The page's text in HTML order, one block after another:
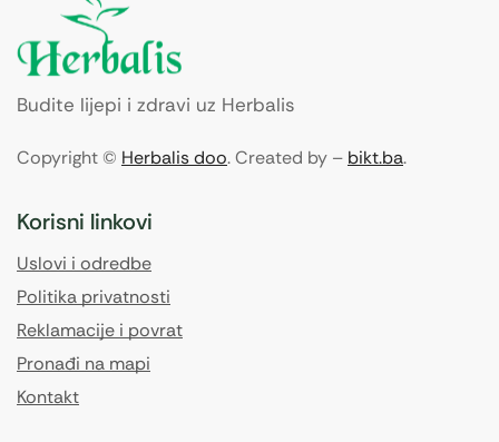
Budite lijepi i zdravi uz Herbalis
Copyright © Herbalis doo. Created by – bikt.ba.
Korisni linkovi
Uslovi i odredbe
Politika privatnosti
Reklamacije i povrat
Pronađi na mapi
Kontakt